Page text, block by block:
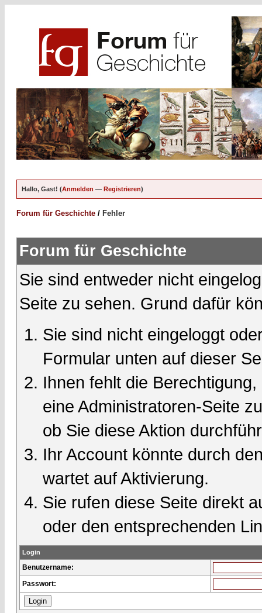
Hallo, Gast! (Anmelden — Registrieren)
Forum für Geschichte / Fehler
Forum für Geschichte
Sie sind entweder nicht
Seite zu sehen. Grund dafür
Sie sind nicht eingeloggt
Formular unten auf dieser
Ihnen fehlt die
eine Administratoren-Seite
ob Sie diese Aktion
Ihr Account könnte durch
wartet auf Aktivierung.
Sie rufen diese Seite direkt
oder den entsprechenden
Login
Benutzername:
Passwort: